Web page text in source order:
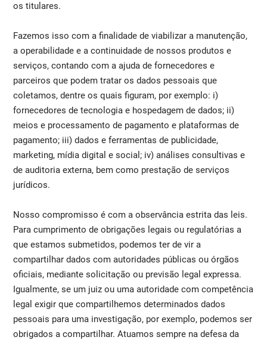
os titulares.
Fazemos isso com a finalidade de viabilizar a manutenção,
a operabilidade e a continuidade de nossos produtos e
serviços, contando com a ajuda de fornecedores e
parceiros que podem tratar os dados pessoais que
coletamos, dentre os quais figuram, por exemplo: i)
fornecedores de tecnologia e hospedagem de dados; ii)
meios e processamento de pagamento e plataformas de
pagamento; iii) dados e ferramentas de publicidade,
marketing, mídia digital e social; iv) análises consultivas e
de auditoria externa, bem como prestação de serviços
jurídicos.
Nosso compromisso é com a observância estrita das leis.
Para cumprimento de obrigações legais ou regulatórias a
que estamos submetidos, podemos ter de vir a
compartilhar dados com autoridades públicas ou órgãos
oficiais, mediante solicitação ou previsão legal expressa.
Igualmente, se um juiz ou uma autoridade com competência
legal exigir que compartilhemos determinados dados
pessoais para uma investigação, por exemplo, podemos ser
obrigados a compartilhar. Atuamos sempre na defesa da